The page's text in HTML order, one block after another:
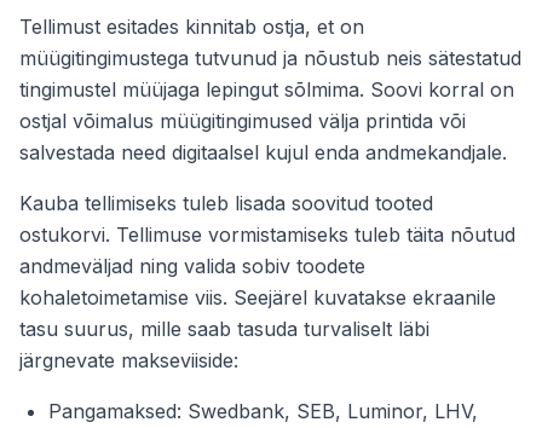
Tellimust esitades kinnitab ostja, et on
müügitingimustega tutvunud ja nõustub neis sätestatud
tingimustel müüjaga lepingut sõlmima. Soovi korral on
ostjal võimalus müügitingimused välja printida või
salvestada need digitaalsel kujul enda andmekandjale.
Kauba tellimiseks tuleb lisada soovitud tooted
ostukorvi. Tellimuse vormistamiseks tuleb täita nõutud
andmeväljad ning valida sobiv toodete
kohaletoimetamise viis. Seejärel kuvatakse ekraanile
tasu suurus, mille saab tasuda turvaliselt läbi
järgnevate makseviiside:
Pangamaksed: Swedbank, SEB, Luminor, LHV,